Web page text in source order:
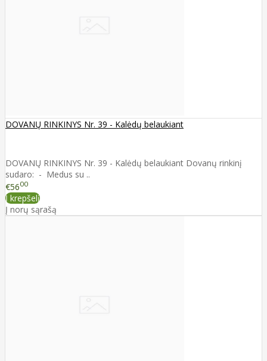
DOVANŲ RINKINYS Nr. 39 - Kalėdų belaukiant
DOVANŲ RINKINYS Nr. 39 - Kalėdų belaukiant Dovanų rinkinį
sudaro: - Medus su ..
€5600
Į krepšelį
Į norų sąrašą